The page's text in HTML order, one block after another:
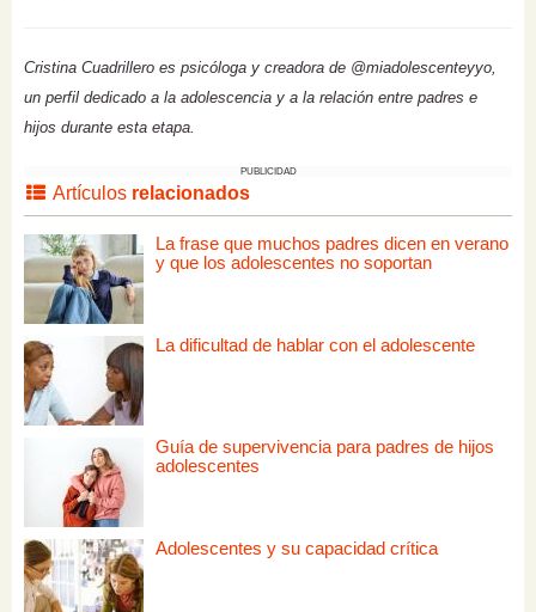
Cristina Cuadrillero es psicóloga y creadora de @miadolescenteyyo,
un perfil dedicado a la adolescencia y a la relación entre padres e
hijos durante esta etapa.
PUBLICIDAD
Artículos relacionados
La frase que muchos padres dicen en verano
y que los adolescentes no soportan
La dificultad de hablar con el adolescente
Guía de supervivencia para padres de hijos
adolescentes
Adolescentes y su capacidad crítica